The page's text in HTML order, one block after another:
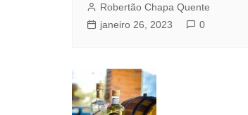
Robertão Chapa Quente
janeiro 26, 2023
0